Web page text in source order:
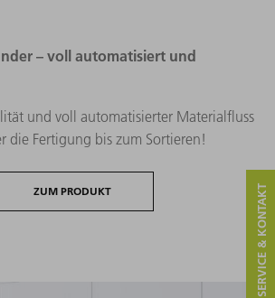
– voll automatisiert und
und voll automatisierter Materialfluss
die Fertigung bis zum Sortieren!
ZUM PRODUKT SERVICE & KONTAKT